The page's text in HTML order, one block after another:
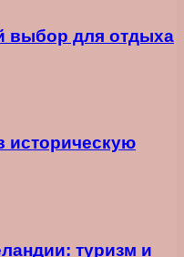
для отдыха
историческую
туризм и